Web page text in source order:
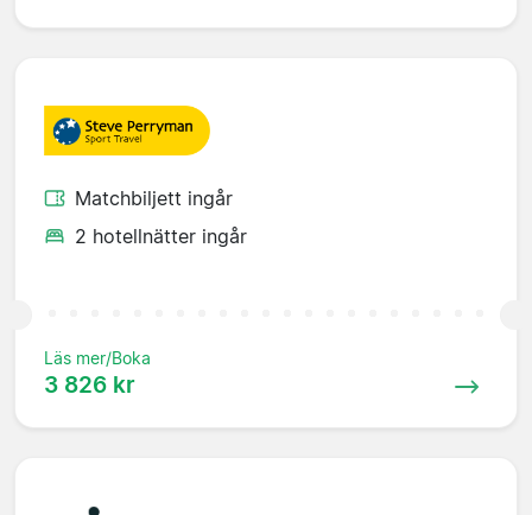
Matchbiljett ingår
2 hotellnätter ingår
Läs mer/Boka
3 826 kr